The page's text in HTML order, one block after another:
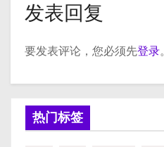
发表回复
要发表评论，您必须先登录。
热门标签